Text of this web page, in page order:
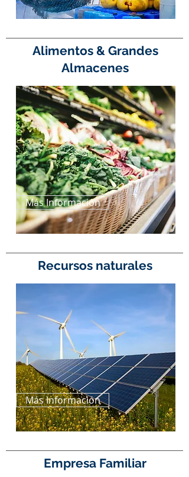
Alimentos & Grandes
Almacenes
Más Información
Recursos naturales
Más Información
Empresa Familiar